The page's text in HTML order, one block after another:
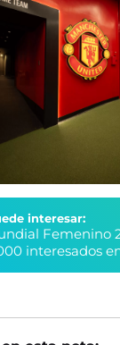
interesar:
Femenino
interesados